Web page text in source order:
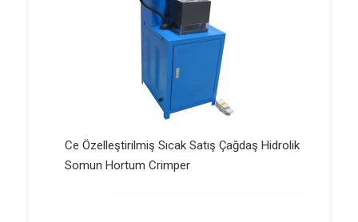
Ce Özelleştirilmiş Sıcak Satış Çağdaş Hidrolik
Somun Hortum Crimper